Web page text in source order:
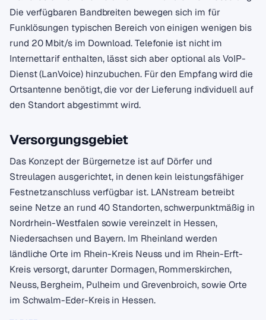
Die verfügbaren Bandbreiten bewegen sich im für
Funklösungen typischen Bereich von einigen wenigen bis
rund 20 Mbit/s im Download. Telefonie ist nicht im
Internettarif enthalten, lässt sich aber optional als VoIP-
Dienst (LanVoice) hinzubuchen. Für den Empfang wird die
Ortsantenne benötigt, die vor der Lieferung individuell auf
den Standort abgestimmt wird.
Versorgungsgebiet
Das Konzept der Bürgernetze ist auf Dörfer und
Streulagen ausgerichtet, in denen kein leistungsfähiger
Festnetzanschluss verfügbar ist. LANstream betreibt
seine Netze an rund 40 Standorten, schwerpunktmäßig in
Nordrhein-Westfalen sowie vereinzelt in Hessen,
Niedersachsen und Bayern. Im Rheinland werden
ländliche Orte im Rhein-Kreis Neuss und im Rhein-Erft-
Kreis versorgt, darunter Dormagen, Rommerskirchen,
Neuss, Bergheim, Pulheim und Grevenbroich, sowie Orte
im Schwalm-Eder-Kreis in Hessen.